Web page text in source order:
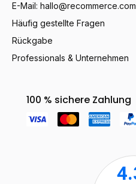
E-Mail: hallo@recommerce.com
Häufig gestellte Fragen
Rückgabe
Professionals & Unternehmen
100 % sichere Zahlung